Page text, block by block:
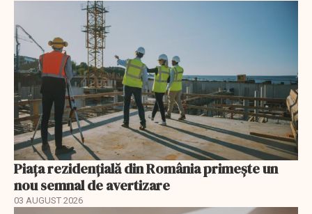
Piața rezidențială din România primește un
nou semnal de avertizare
03 AUGUST 2026